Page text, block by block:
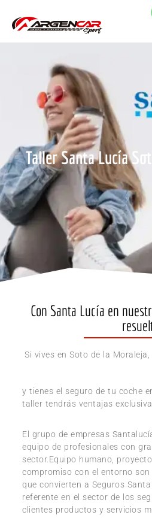
Taller Santa Lucía
Con Santa Lucía en
Si vives en Soto de la Moraleja,
y tienes el seguro de tu coche
taller tendrás ventajas
El grupo de empresas
equipo de profesionales con
sector.Equipo humano,
compromiso con el entorno
que convierten a Seguros
referente en el sector de los
clientes productos y servicios